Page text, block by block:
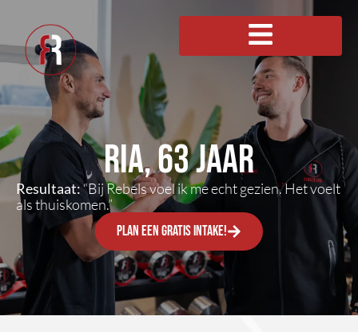
Ria, 63 jaar
Resultaat: “Bij Rebels voel ik me echt gezien. Het voelt
als thuiskomen.”
Plan een gratis intake!